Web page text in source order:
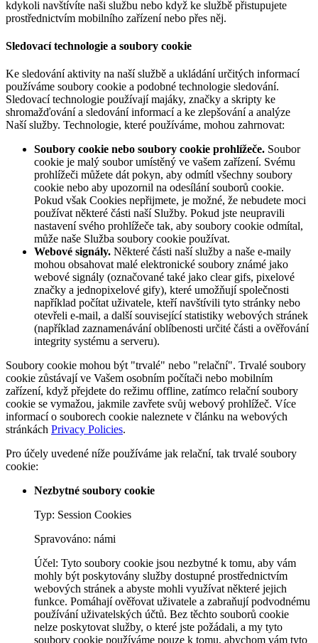
kdykoli navštívíte naši službu nebo když ke službě přistupujete
prostřednictvím mobilního zařízení nebo přes něj.
Sledovací technologie a soubory cookie
Ke sledování aktivity na naší službě a ukládání určitých informací
používáme soubory cookie a podobné technologie sledování.
Sledovací technologie používají majáky, značky a skripty ke
shromažďování a sledování informací a ke zlepšování a analýze
Naší služby. Technologie, které používáme, mohou zahrnovat:
Soubory cookie nebo soubory cookie prohlížeče. Soubor
cookie je malý soubor umístěný ve vašem zařízení. Svému
prohlížeči můžete dát pokyn, aby odmítl všechny soubory
cookie nebo aby upozornil na odesílání souborů cookie.
Pokud však Cookies nepřijmete, je možné, že nebudete moci
používat některé části naší Služby. Pokud jste neupravili
nastavení svého prohlížeče tak, aby soubory cookie odmítal,
může naše Služba soubory cookie používat.
Webové signály. Některé části naší služby a naše e-maily
mohou obsahovat malé elektronické soubory známé jako
webové signály (označované také jako clear gifs, pixelové
značky a jednopixelové gify), které umožňují společnosti
například počítat uživatele, kteří navštívili tyto stránky nebo
otevřeli e-mail, a další související statistiky webových stránek
(například zaznamenávání oblíbenosti určité části a ověřování
integrity systému a serveru).
Soubory cookie mohou být "trvalé" nebo "relační". Trvalé soubory
cookie zůstávají ve Vašem osobním počítači nebo mobilním
zařízení, když přejdete do režimu offline, zatímco relační soubory
cookie se vymažou, jakmile zavřete svůj webový prohlížeč. Více
informací o souborech cookie naleznete v článku na webových
stránkách Privacy Policies.
Pro účely uvedené níže používáme jak relační, tak trvalé soubory
cookie:
Nezbytné soubory cookie
Typ: Session Cookies
Spravováno: námi
Účel: Tyto soubory cookie jsou nezbytné k tomu, aby vám
mohly být poskytovány služby dostupné prostřednictvím
webových stránek a abyste mohli využívat některé jejich
funkce. Pomáhají ověřovat uživatele a zabraňují podvodnému
používání uživatelských účtů. Bez těchto souborů cookie
nelze poskytovat služby, o které jste požádali, a my tyto
soubory cookie používáme pouze k tomu, abychom vám tyto